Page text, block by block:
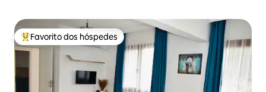
Favoritos dos hóspedes mais apreciados
Favorito dos hóspedes